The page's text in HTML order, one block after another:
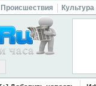
Происшествия Культура